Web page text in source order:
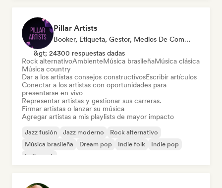
Pillar Artists
Booker, Etiqueta, Gestor, Medios De Comunicación/Periodista, Mentor, Playlist Curator
&gt; 24300 respuestas dadas
Rock alternativoAmbienteMúsica brasileñaMúsica clásica
Música country
Dar a los artistas consejos constructivosEscribir artículos
Conectar a los artistas con oportunidades para
presentarse en vivo
Representar artistas y gestionar sus carreras.
Firmar artistas o lanzar su música
Agregar artistas a mis playlists de mayor impacto
Jazz fusión Jazz moderno
Rock alternativo
Música brasileña
Dream pop Indie folk
Indie pop
Indie rock